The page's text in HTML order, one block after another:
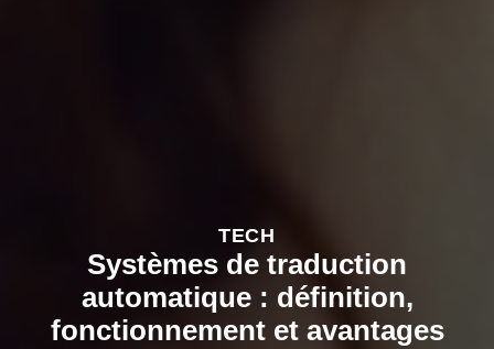
TECH
Systèmes de traduction
automatique : définition,
fonctionnement et avantages